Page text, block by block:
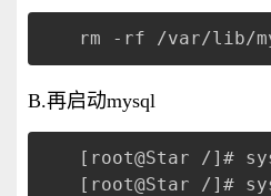
rm -rf /var/lib/
B.再启动mysql
[root@Star /]#
[root@Star /]#